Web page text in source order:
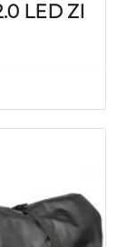
LED ZI